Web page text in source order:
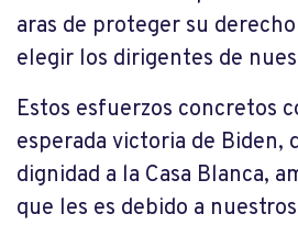
aras de proteger su
elegir los dirigentes de
Estos esfuerzos concretos
esperada victoria de Biden,
dignidad a la Casa Blanca,
que les es debido a